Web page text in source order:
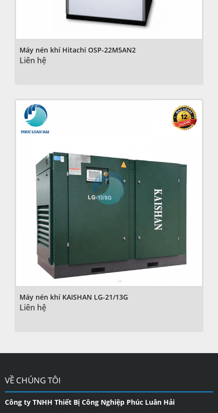
Máy nén khí Hitachi OSP-22M5AN2
Liên hệ
Máy nén khí KAISHAN LG-21/13G
Liên hệ
VỀ CHÚNG TÔI
Công ty TNHH Thiết Bị Công Nghiệp Phúc Luân Hải